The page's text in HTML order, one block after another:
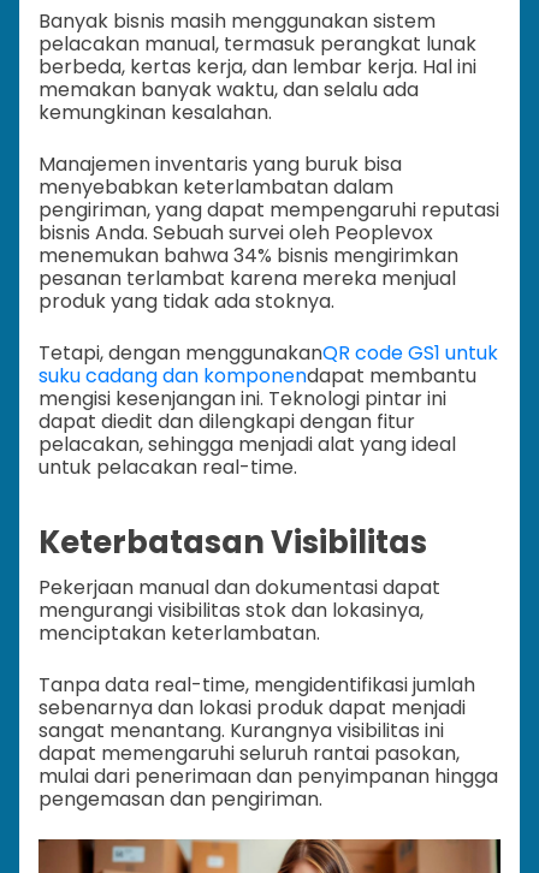
Banyak bisnis masih menggunakan sistem
pelacakan manual, termasuk perangkat lunak
berbeda, kertas kerja, dan lembar kerja. Hal ini
memakan banyak waktu, dan selalu ada
kemungkinan kesalahan.
Manajemen inventaris yang buruk bisa
menyebabkan keterlambatan dalam
pengiriman, yang dapat mempengaruhi reputasi
bisnis Anda. Sebuah survei oleh Peoplevox
menemukan bahwa 34% bisnis mengirimkan
pesanan terlambat karena mereka menjual
produk yang tidak ada stoknya.
Tetapi, dengan menggunakanQR code GS1 untuk
suku cadang dan komponendapat membantu
mengisi kesenjangan ini. Teknologi pintar ini
dapat diedit dan dilengkapi dengan fitur
pelacakan, sehingga menjadi alat yang ideal
untuk pelacakan real-time.
Keterbatasan Visibilitas
Pekerjaan manual dan dokumentasi dapat
mengurangi visibilitas stok dan lokasinya,
menciptakan keterlambatan.
Tanpa data real-time, mengidentifikasi jumlah
sebenarnya dan lokasi produk dapat menjadi
sangat menantang. Kurangnya visibilitas ini
dapat memengaruhi seluruh rantai pasokan,
mulai dari penerimaan dan penyimpanan hingga
pengemasan dan pengiriman.